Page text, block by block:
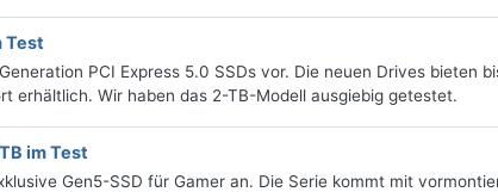
Test
PCI Express 5.0 SSDs vor. Die neuen Drives bieten
erhältlich. Wir haben das 2-TB-Modell ausgiebig getestet.
im Test
Gen5-SSD für Gamer an. Die Serie kommt mit